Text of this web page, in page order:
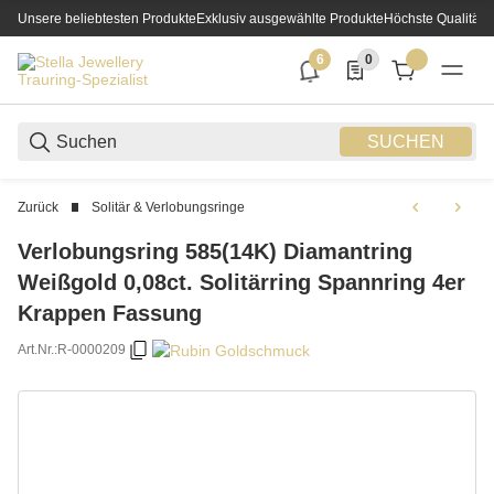
Unsere beliebtesten ProdukteExklusiv ausgewählte ProdukteHöchste Qualität
SUCHEN
6
6 neue Notifizierungen
0
0 Produkte in der
Zurück Solitär & Verlobungsringe
Verlobungsring 585(14K) Diamantring
Weißgold 0,08ct. Solitärring Spannring 4er
Krappen Fassung
Art.Nr.:R-0000209